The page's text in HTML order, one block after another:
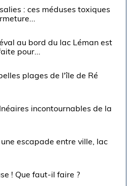
: ces méduses toxiques
au bord du lac Léman est
pour...
plages de l'île de Ré
incontournables de la
escapade entre ville, lac
! Que faut-il faire ?